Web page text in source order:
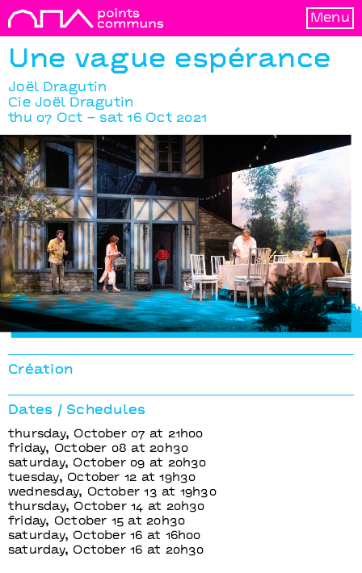
Menu
Une vague espérance
Joël Dragutin
Cie Joël Dragutin
thu 07 Oct – sat 16 Oct 2021
Une vague espérance
Joël Dragutin
Création
Dates / Schedules
thursday, October 07 at 21h00
friday, October 08 at 20h30
saturday, October 09 at 20h30
tuesday, October 12 at 19h30
wednesday, October 13 at 19h30
thursday, October 14 at 20h30
friday, October 15 at 20h30
saturday, October 16 at 16h00
saturday, October 16 at 20h30